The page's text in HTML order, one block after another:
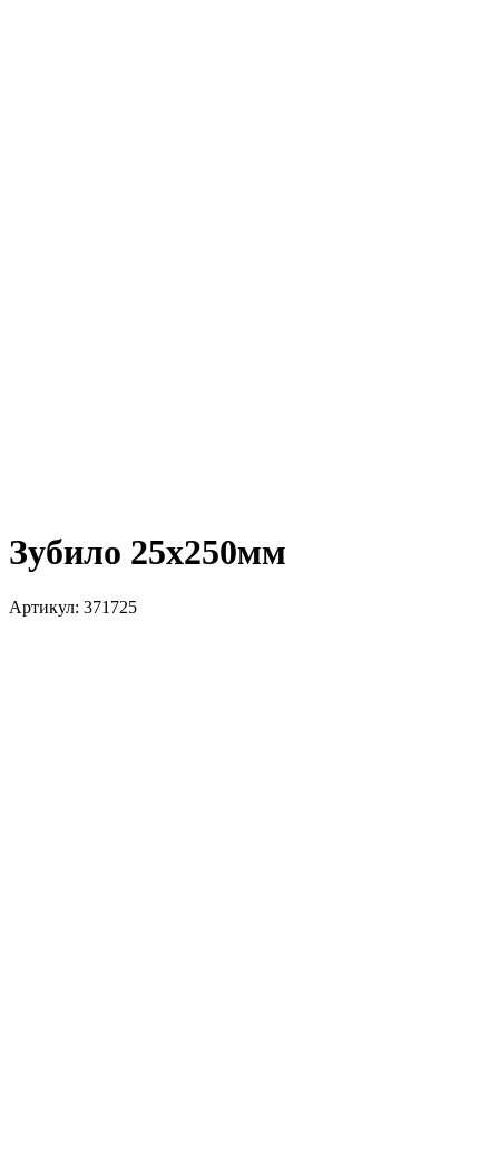
Зубило 25х250мм
Артикул: 371725